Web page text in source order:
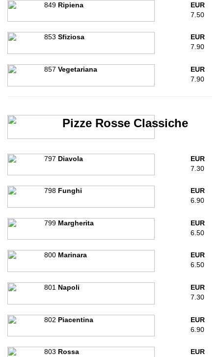
849 Ripiena
EUR
7.50
853 Sfiziosa
EUR
7.90
857 Vegetariana
EUR
7.90
Pizze Rosse Classiche
797 Diavola
EUR
7.30
798 Funghi
EUR
6.90
799 Margherita
EUR
6.50
800 Marinara
EUR
6.50
801 Napoli
EUR
7.30
802 Piacentina
EUR
6.90
803 Rossa
EUR